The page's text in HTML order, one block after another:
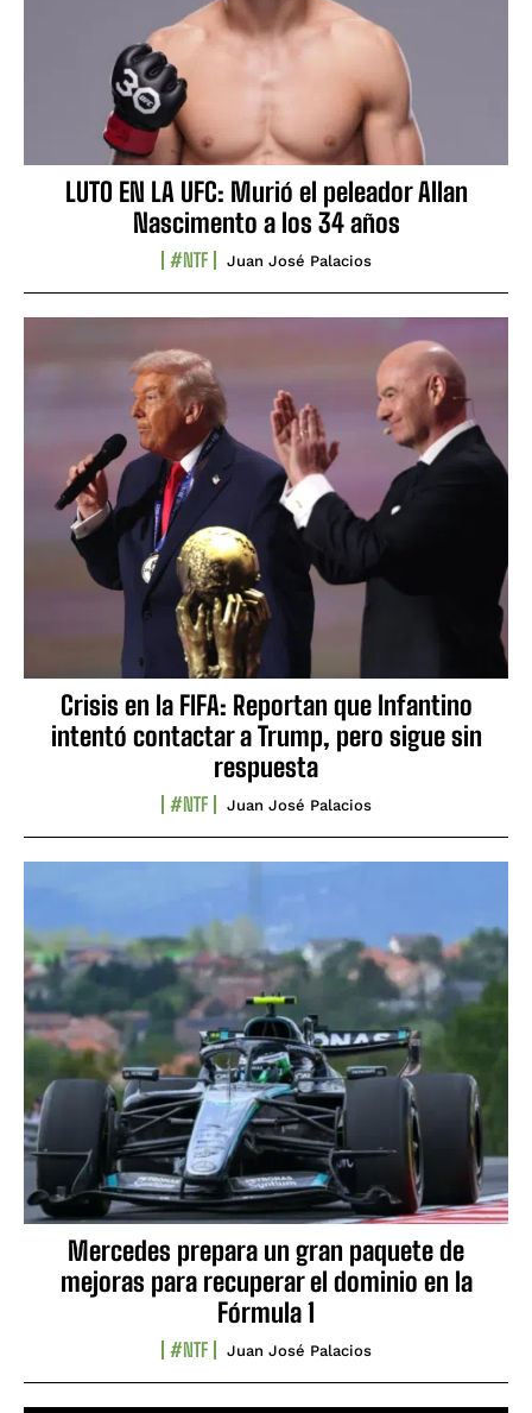
LUTO EN LA UFC: Murió el peleador Allan
Nascimento a los 34 años
#NTF Juan José Palacios
Crisis en la FIFA: Reportan que Infantino
intentó contactar a Trump, pero sigue sin
respuesta
#NTF Juan José Palacios
Mercedes prepara un gran paquete de
mejoras para recuperar el dominio en la
Fórmula 1
#NTF Juan José Palacios